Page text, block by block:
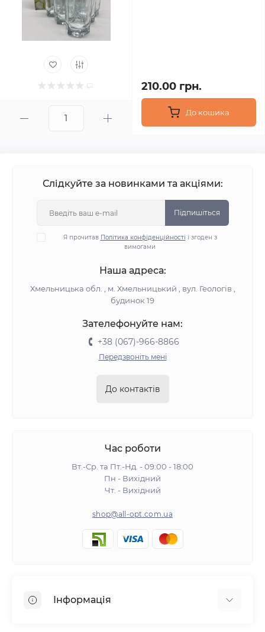
210.00 грн.
До кошика
Слідкуйте за новинками та акціями:
Підпишіться
Я прочитав Політика конфіденційності і згоден з
вимогами
Наша адреса:
Хмельницька обл. , м. Хмельницький , вул. Геологів ,
будинок 19
Зателефонуйте нам:
+38 (067)-966-8866
Передзвоніть мені
До контактів
Час роботи
Вт.-Ср. та Пт.-Нд. - 09:00 - 18:00
Пн - Вихідний
Чт. - Вихідний
shop@all-opt.com.ua
Інформація